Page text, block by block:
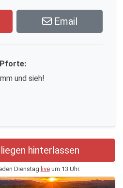
Email
und sieh!
hinterlassen
Dienstag liveum 13 Uhr.